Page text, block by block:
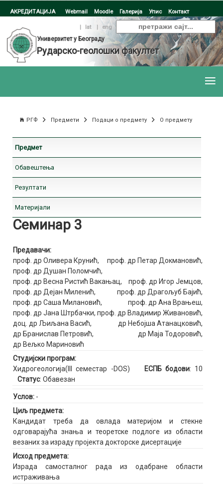
АКРЕДИТАЦИЈА Webmail Moodle Галерија Упис Контакт
| lat |
eng
Универзитет у Београду
Рударско-геолошки факултет
РГФ Предмети Подаци о предмету О предмету
Предмет
Обавештења
Резултати
Материјали
Семинар 3
Предавачи:
проф. др Оливера Крунић, проф. др Петар Докмановић,
проф. др Душан Поломчић,
проф. др Весна Ристић Вакањац, проф. др Игор Јемцов,
проф. др Дејан Миленић, проф. др Драгољуб Бајић,
проф. др Саша Милановић, проф. др Ана Врањеш,
проф. др Јана Штрбачки, проф. др Владимир Живановић,
доц. др Љиљана Васић, др Небојша Атанацковић,
др Бранислав Петровић, др Маја Тодоровић,
др Вељко Мариновић
Студијски програм:
Хидрогеологија(III семестар -DOS)
ЕСПБ бодови: 10
Статус: Обавезан
Услов: -
Циљ предмета:
Кандидат треба да овлада материјом и стекне
одговарајућа знања и теоретске подлоге из области
везаних за израду пројекта докторске дисертације
Исход предмета:
Израда самосталног рада из одабране области
истраживања